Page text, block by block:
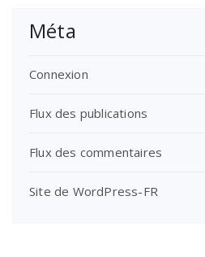
Méta
Connexion
Flux des publications
Flux des commentaires
Site de WordPress-FR